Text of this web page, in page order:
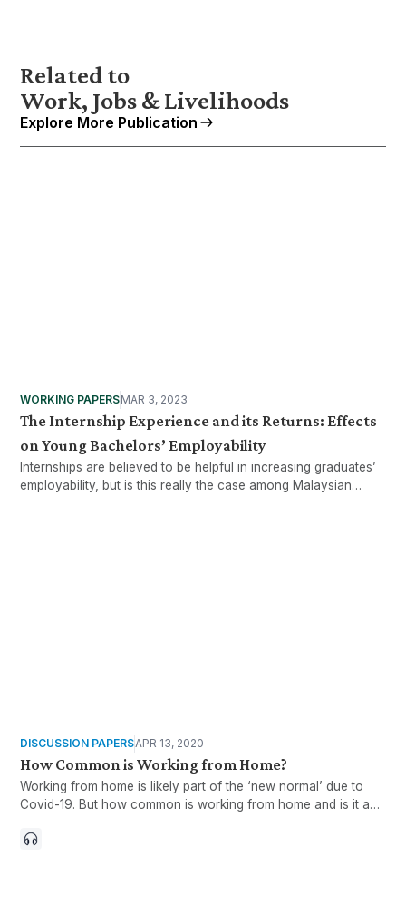
Related to
Work, Jobs & Livelihoods
Explore More Publication
WORKING PAPERSMAR 3, 2023
The Internship Experience and its Returns: Effects
on Young Bachelors’ Employability
Internships are believed to be helpful in increasing graduates’
employability, but is this really the case among Malaysian
DISCUSSION PAPERSAPR 13, 2020
How Common is Working from Home?
Working from home is likely part of the ‘new normal’ due to
Covid-19. But how common is working from home and is it a